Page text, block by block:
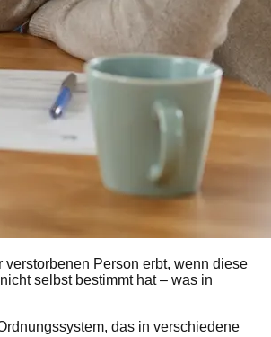
Person erbt, wenn diese
selbst bestimmt hat – was in
das in verschiedene